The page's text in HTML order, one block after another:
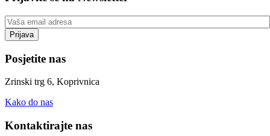
Posjetite nas
Zrinski trg 6, Koprivnica
Kako do nas
Kontaktirajte nas